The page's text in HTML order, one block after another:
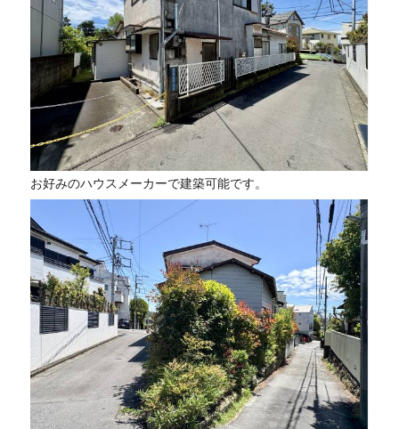
お好みのハウスメーカーで建築可能です。